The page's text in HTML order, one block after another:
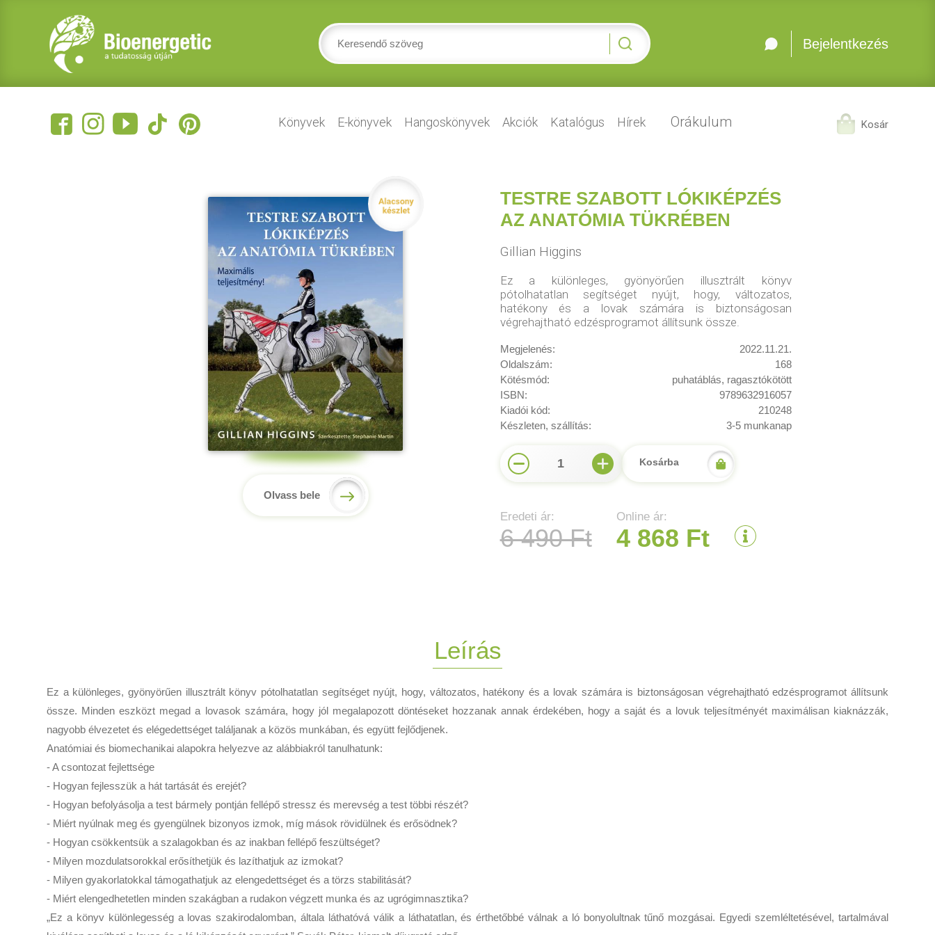
Bejelentkezés
Könyvek E-könyvek Hangoskönyvek Akciók Katalógus Hírek Orákulum Kosár
Olvass bele
TESTRE SZABOTT LÓKIKÉPZÉS
AZ ANATÓMIA TÜKRÉBEN
Gillian Higgins
Ez a különleges, gyönyörűen illusztrált könyv
pótolhatatlan segítséget nyújt, hogy, változatos,
hatékony és a lovak számára is biztonságosan
végrehajtható edzésprogramot állítsunk össze.
Megjelenés:
2022.11.21.
Oldalszám:
168
Kötésmód:
puhatáblás, ragasztókötött
ISBN:
9789632916057
Kiadói kód:
210248
Készleten, szállítás:
3-5 munkanap
1 Kosárba
Eredeti ár:
6 490 Ft
Online ár:
4 868 Ft
Leírás
Ez a különleges, gyönyörűen illusztrált könyv pótolhatatlan segítséget nyújt, hogy, változatos, hatékony és a lovak számára is biztonságosan végrehajtható edzésprogramot állítsunk
össze. Minden eszközt megad a lovasok számára, hogy jól megalapozott döntéseket hozzanak annak érdekében, hogy a saját és a lovuk teljesítményét maximálisan kiaknázzák,
nagyobb élvezetet és elégedettséget találjanak a közös munkában, és együtt fejlődjenek.
Anatómiai és biomechanikai alapokra helyezve az alábbiakról tanulhatunk:
- A csontozat fejlettsége
- Hogyan fejlesszük a hát tartását és erejét?
- Hogyan befolyásolja a test bármely pontján fellépő stressz és merevség a test többi részét?
- Miért nyúlnak meg és gyengülnek bizonyos izmok, míg mások rövidülnek és erősödnek?
- Hogyan csökkentsük a szalagokban és az inakban fellépő feszültséget?
- Milyen mozdulatsorokkal erősíthetjük és lazíthatjuk az izmokat?
- Milyen gyakorlatokkal támogathatjuk az elengedettséget és a törzs stabilitását?
- Miért elengedhetetlen minden szakágban a rudakon végzett munka és az ugrógimnasztika?
„Ez a könyv különlegesség a lovas szakirodalomban, általa láthatóvá válik a láthatatlan, és érthetőbbé válnak a ló bonyolultnak tűnő mozgásai. Egyedi szemléltetésével, tartalmával